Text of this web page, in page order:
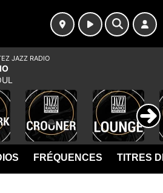
FRÉQUENCES TITRES
JAZZ RADIO